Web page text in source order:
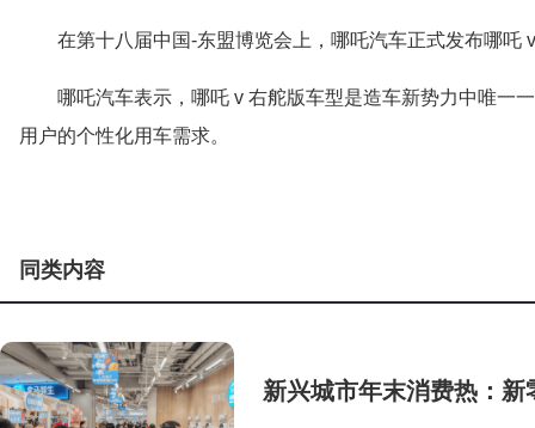
在第十八届中国-东盟博览会上，哪吒汽车正式发布哪吒
哪吒汽车表示，哪吒 v 右舵版车型是造车新势力中唯一
用户的个性化用车需求。
同类内容
新兴城市年末消费热：